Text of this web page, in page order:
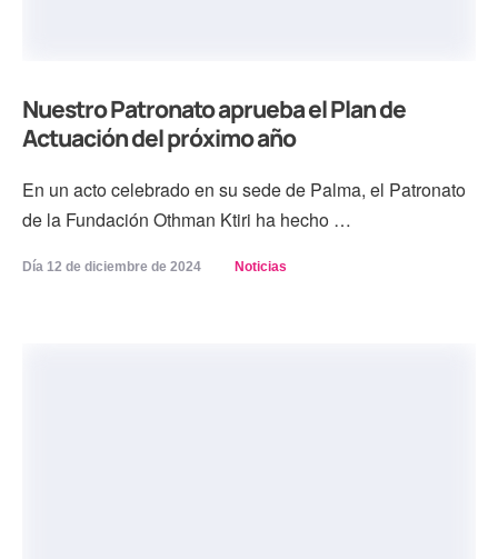
Nuestro Patronato aprueba el Plan de
Actuación del próximo año
En un acto celebrado en su sede de Palma, el Patronato
de la Fundación Othman Ktiri ha hecho …
Día 12 de diciembre de 2024 Noticias